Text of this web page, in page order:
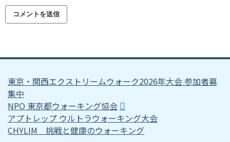
東京・関西エクストリームウォーク2026年大会 参加者募
集中
NPO 東京都ウォーキング協会
アプトレップ ウルトラウォーキング大会
CHYLIM 挑戦と健康のウォーキング